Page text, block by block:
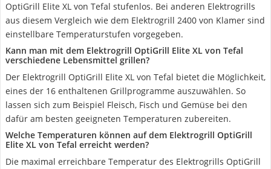
OptiGrill Elite XL von Tefal stufenlos. Bei anderen Elektrogrills
aus diesem Vergleich wie dem Elektrogrill 2400 von Klamer sind
einstellbare Temperaturstufen vorgegeben.
Kann man mit dem Elektrogrill OptiGrill Elite XL von Tefal
verschiedene Lebensmittel grillen?
Der Elektrogrill OptiGrill Elite XL von Tefal bietet die Möglichkeit,
eines der 16 enthaltenen Grillprogramme auszuwählen. So
lassen sich zum Beispiel Fleisch, Fisch und Gemüse bei den
dafür am besten geeigneten Temperaturen zubereiten.
Welche Temperaturen können auf dem Elektrogrill OptiGrill
Elite XL von Tefal erreicht werden?
Die maximal erreichbare Temperatur des Elektrogrills OptiGrill